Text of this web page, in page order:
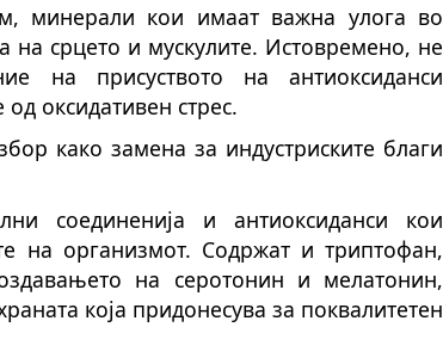
минерали кои имаат важна улога во
срцето и мускулите. Истовремено, не
на присуството на антиоксиданси
оксидативен стрес.
како замена за индустриските благи
соединенија и антиоксиданси кои
на организмот. Содржат и триптофан,
на серотонин и мелатонин,
која придонесува за поквалитетен